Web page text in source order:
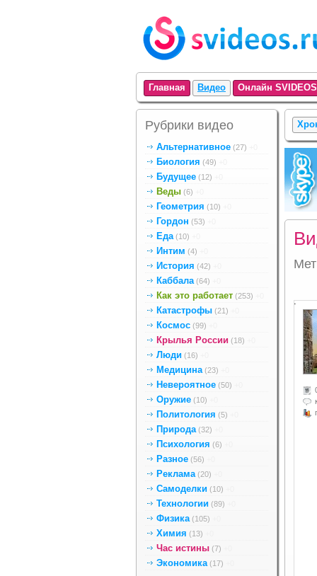
Главная Видео Онлайн
Рубрики видео
Альтернативное (27)
Биология (49)
Будущее (12)
Веды (6)
Геометрия (10)
Гордон (53)
Еда (10)
Интим (4)
История (42)
Каббала (64)
Как это работает (253)
Катастрофы (21)
Космос (99)
Крылья России (18)
Люди (16)
Медицина (23)
Невероятное (50)
Оружие (10)
Политология (5)
Природа (32)
Психология (6)
Разное (56)
Реклама (20)
Самоделки (10)
Технологии (89)
Физика (105)
Химия (13)
Час истины (7)
Экономика (17)
.